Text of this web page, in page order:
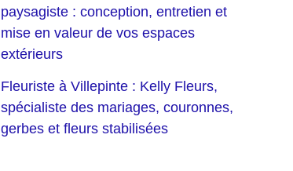
paysagiste : conception, entretien et
mise en valeur de vos espaces
extérieurs
Fleuriste à Villepinte : Kelly Fleurs,
spécialiste des mariages, couronnes,
gerbes et fleurs stabilisées